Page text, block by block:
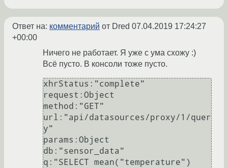
Ответ на: комментарий от Dred 07.04.2019 17:24:27
+00:00
Ничего не работает. Я уже с ума схожу :)
Всё пусто. В консоли тоже пусто.
xhrStatus:"complete"
request:Object
method:"GET"
url:"api/datasources/proxy/1/quer
y"
params:Object
db:"sensor_data"
q:"SELECT mean("temperature")